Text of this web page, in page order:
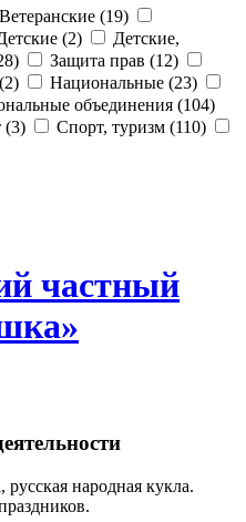
Ветеранские (19)
(2)
Детские,
Защита прав (12)
Национальные (23)
объединения (104)
(3)
Спорт, туризм (110)
частный
русская народная кукла.